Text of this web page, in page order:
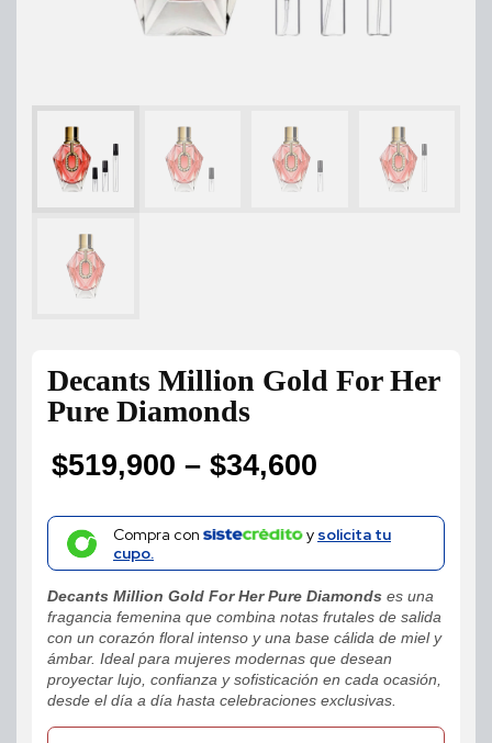
Decants Million Gold For Her
Pure Diamonds
$34,600
–
$519,900
Price
range:
$34,600
through
$519,900
Compra con y solicita tu
cupo.
Decants Million Gold For Her Pure Diamonds es una
fragancia femenina que combina notas frutales de salida
con un corazón floral intenso y una base cálida de miel y
ámbar. Ideal para mujeres modernas que desean
proyectar lujo, confianza y sofisticación en cada ocasión,
desde el día a día hasta celebraciones exclusivas.